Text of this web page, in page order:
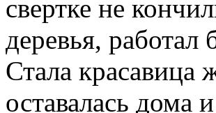
свертке не
деревья, работал
Стала красавица
оставалась дома